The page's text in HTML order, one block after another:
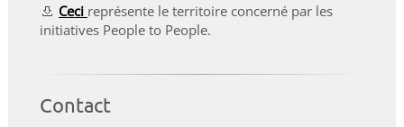
Ceci représente le territoire concerné par les
initiatives People to People.
Contact